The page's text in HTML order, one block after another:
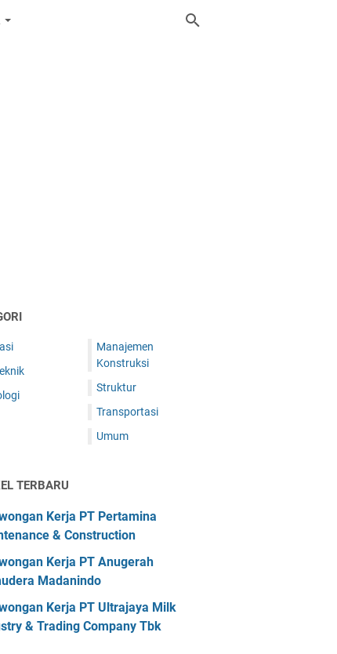
Manajemen
Konstruksi
Struktur
Transportasi
Umum
TERBARU
Kerja PT Pertamina
& Construction
Kerja PT Anugerah
Madanindo
Kerja PT Ultrajaya Milk
& Trading Company Tbk